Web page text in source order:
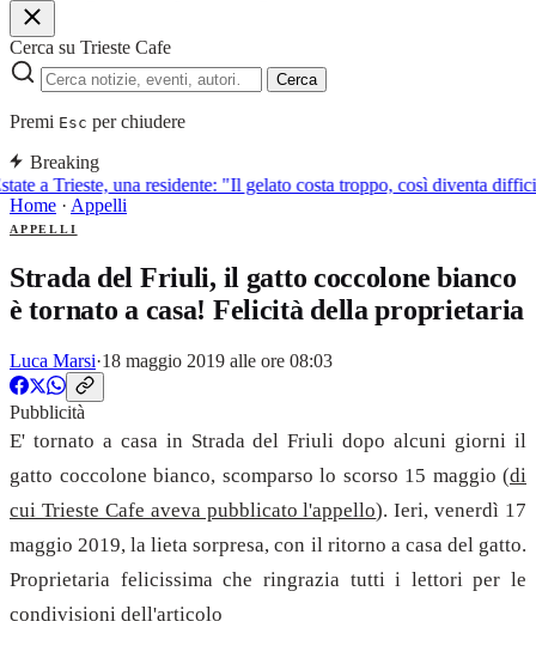
Cerca su Trieste Cafe
Cerca
Premi Esc per chiudere
Breaking
a Trieste, una residente: "Il gelato costa troppo, così diventa
Home · Appelli
APPELLI
Strada del Friuli, il gatto coccolone bianco
è tornato a casa! Felicità della proprietaria
Luca Marsi·18 maggio 2019 alle ore 08:03
Pubblicità
E' tornato a casa in Strada del Friuli dopo alcuni giorni il
gatto coccolone bianco, scomparso lo scorso 15 maggio (di
cui Trieste Cafe aveva pubblicato l'appello). Ieri, venerdì 17
maggio 2019, la lieta sorpresa, con il ritorno a casa del gatto.
Proprietaria felicissima che ringrazia tutti i lettori per le
condivisioni dell'articolo